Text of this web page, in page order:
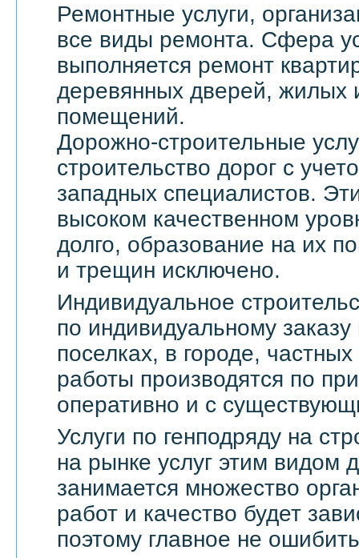
Ремонтные услуги,
все виды ремонта. Сфера
выполняется ремонт
деревянных дверей, жилых
помещений.
Дорожно-строительные
строительство дорог с
западных специалистов.
высоком качественном
долго, образование на их
и трещин исключено.
Индивидуальное
по индивидуальному
поселках, в городе,
работы производятся по
оперативно и с
Услуги по генподряду на
на рынке услуг этим видом
занимается множество
работ и качество будет
поэтому главное не